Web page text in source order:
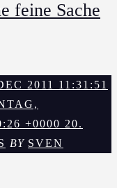
feine Sache
2011 11:31:51
+0000 20.
BY SVEN